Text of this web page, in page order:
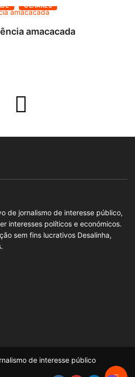
OLHARES
amacacada
de jornalismo de interesse público,
interesses políticos e económicos.
sem fins lucrativos Desalinha,
de interesse público